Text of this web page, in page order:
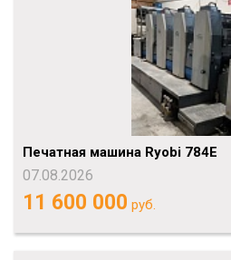
Печатная машина Ryobi 784E
07.08.2026
11 600 000 руб.